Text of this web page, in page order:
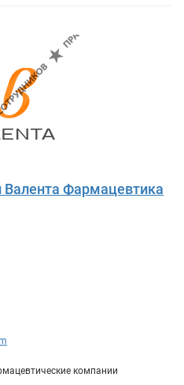
Фармацевтика
компании